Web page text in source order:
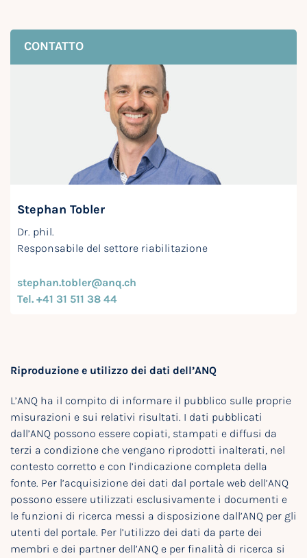
CONTATTO
Stephan Tobler
Dr. phil.
Responsabile del settore riabilitazione
stephan.tobler@anq.ch
Tel. +41 31 511 38 44
Riproduzione e utilizzo dei dati dell’ANQ
L’ANQ ha il compito di informare il pubblico sulle proprie
misurazioni e sui relativi risultati. I dati pubblicati
dall’ANQ possono essere copiati, stampati e diffusi da
terzi a condizione che vengano riprodotti inalterati, nel
contesto corretto e con l’indicazione completa della
fonte. Per l’acquisizione dei dati dal portale web dell’ANQ
possono essere utilizzati esclusivamente i documenti e
le funzioni di ricerca messi a disposizione dall’ANQ per gli
utenti del portale. Per l’utilizzo dei dati da parte dei
membri e dei partner dell’ANQ e per finalità di ricerca si